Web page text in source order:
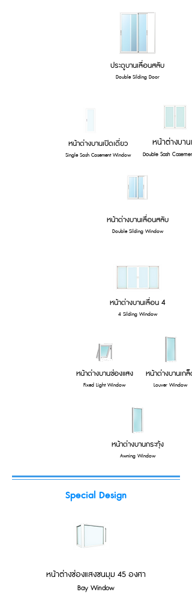
ประตูบานเลื่อนสลับ
Double Silding Door
หน้าต่างบานเ
Double Sash
หน้าต่างบานเลื่อนสลับ
Double Silding Window
หน้าต่างบานเปิดเดี่ยว
Single Sash Casement Window
หน้าต่างบานเลื่อน 4
4 Silding Window
หน้าต่างบานช่องแสง
Fixed Light Window
หน้าต่างบานเกล็ด
Louver Window
หน้าต่างบานกระทุ้ง
Awning Window
Special Design
หน้าต่างช่องแสงชนมุม 45 องศา
Bay Window